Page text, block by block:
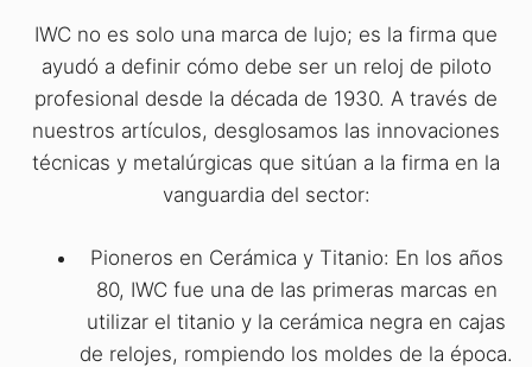
IWC no es solo una marca de lujo; es la firma que
ayudó a definir cómo debe ser un reloj de piloto
profesional desde la década de 1930. A través de
nuestros artículos, desglosamos las innovaciones
técnicas y metalúrgicas que sitúan a la firma en la
vanguardia del sector:
Pioneros en Cerámica y Titanio: En los años
80, IWC fue una de las primeras marcas en
utilizar el titanio y la cerámica negra en cajas
de relojes, rompiendo los moldes de la época.